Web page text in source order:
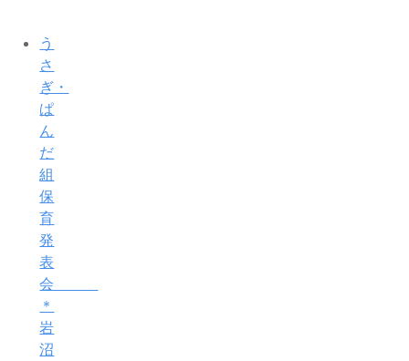
う
さ
ぎ・
ぱ
ん
だ
組
保
育
発
表
会
＊
岩
沼